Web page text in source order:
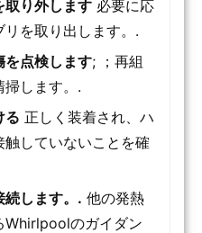
取り外します 必要に応
リを取り出します。.
を点検します; ；再組
します。.
る 正しく装着され、ハ
していないことを確
続します。. 他の発熱
Whirlpoolのガイダン